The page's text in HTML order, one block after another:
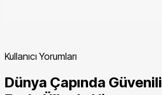
Kullanıcı Yorumları
Dünya Çapında